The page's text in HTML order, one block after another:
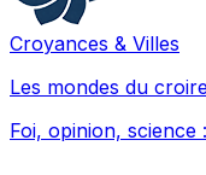
Croyances & Villes
Les mondes du
Foi, opinion,